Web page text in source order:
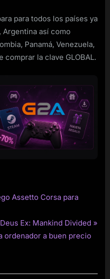
para todos los países ya
Argentina así como
Panamá, Venezuela,
la clave GLOBAL.
Assetto Corsa para
Ex: Mankind Divided
ordenador a buen precio